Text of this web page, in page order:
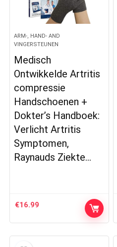
ARM-, HAND- AND
VINGERSTEUNEN
Medisch
Ontwikkelde Artritis
compressie
Handschoenen +
Dokter’s Handboek:
Verlicht Artritis
Symptomen,
Raynauds Ziekte…
€16.99